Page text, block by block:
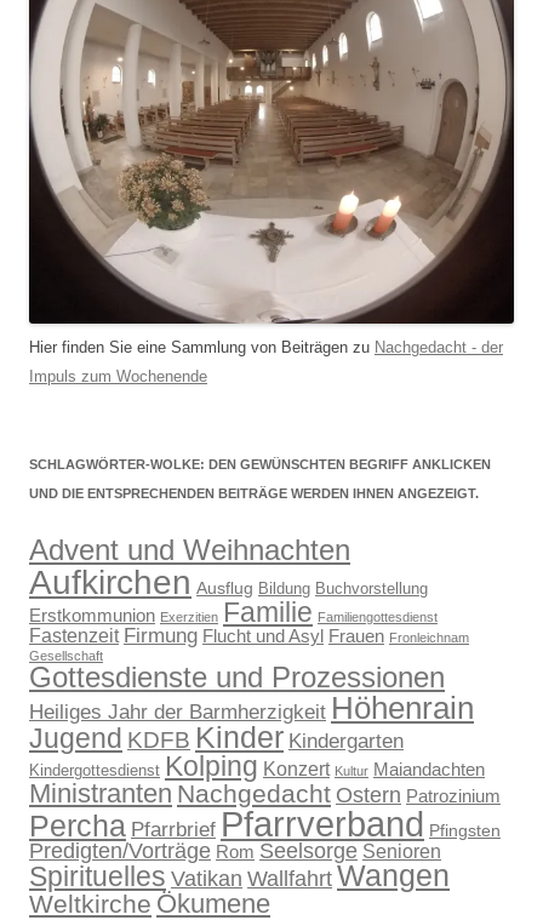
Hier finden Sie eine Sammlung von Beiträgen zu Nachgedacht - der
Impuls zum Wochenende
SCHLAGWÖRTER-WOLKE: DEN GEWÜNSCHTEN BEGRIFF ANKLICKEN
UND DIE ENTSPRECHENDEN BEITRÄGE WERDEN IHNEN ANGEZEIGT.
Advent und Weihnachten
Aufkirchen Ausflug Bildung Buchvorstellung
Erstkommunion Exerzitien Familie Familiengottesdienst
Fastenzeit Firmung Flucht und Asyl Frauen Fronleichnam
Gesellschaft
Gottesdienste und Prozessionen
Heiliges Jahr der Barmherzigkeit Höhenrain
Jugend KDFB Kinder Kindergarten
Kindergottesdienst Kolping Konzert Kultur Maiandachten
Ministranten Nachgedacht Ostern Patrozinium
Percha Pfarrbrief Pfarrverband Pfingsten
Predigten/Vorträge Rom Seelsorge Senioren
Spirituelles Vatikan WallfahrtWangen
Weltkirche Ökumene